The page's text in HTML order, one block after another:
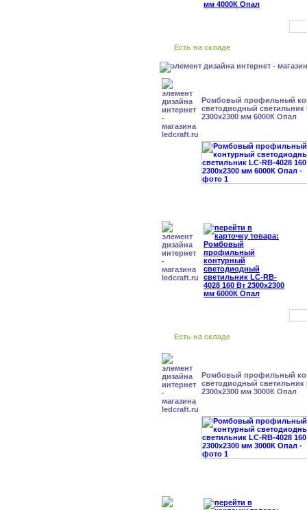
Есть на складе
Ромбовый профильный
светодиодный светильник
2300x2300 мм 6000К Опал
Есть на складе
Ромбовый профильный
светодиодный светильник
2300x2300 мм 3000К Опал